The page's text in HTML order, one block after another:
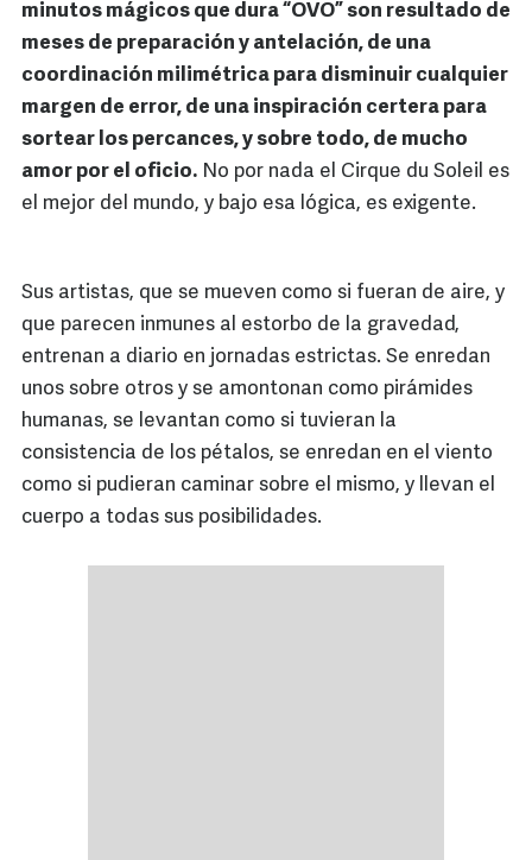
minutos mágicos que dura “OVO” son resultado de
meses de preparación y antelación, de una
coordinación milimétrica para disminuir cualquier
margen de error, de una inspiración certera para
sortear los percances, y sobre todo, de mucho
amor por el oficio. No por nada el Cirque du Soleil es
el mejor del mundo, y bajo esa lógica, es exigente.
Sus artistas, que se mueven como si fueran de aire, y
que parecen inmunes al estorbo de la gravedad,
entrenan a diario en jornadas estrictas. Se enredan
unos sobre otros y se amontonan como pirámides
humanas, se levantan como si tuvieran la
consistencia de los pétalos, se enredan en el viento
como si pudieran caminar sobre el mismo, y llevan el
cuerpo a todas sus posibilidades.